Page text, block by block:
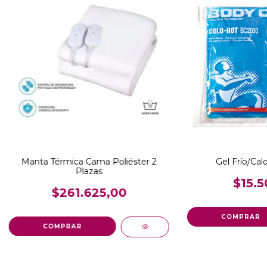
Manta Térmica Cama Poliéster 2
Plazas
$261.625,00
Gel Frío/
COMPRAR